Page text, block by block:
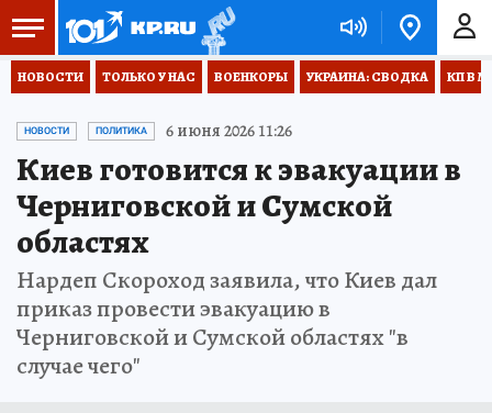
НОВОСТИ ТОЛЬКО У НАС ВОЕНКОРЫ УКРАИНА: СВОДКА КП В
НОВОСТИ ПОЛИТИКА 6 июня 2026 11:26
Киев готовится к эвакуации в
Черниговской и Сумской
областях
Нардеп Скороход заявила, что Киев дал
приказ провести эвакуацию в
Черниговской и Сумской областях "в
случае чего"